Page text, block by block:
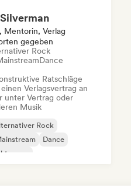
Mentorin, Verlag
gegeben
Rock
Dance
Ratschläge
Verlagsvertrag an
unter Vertrag oder
Musik
Rock
Dance